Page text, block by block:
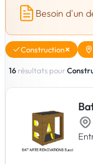
Besoin d'un
Construction
16 résultats pour